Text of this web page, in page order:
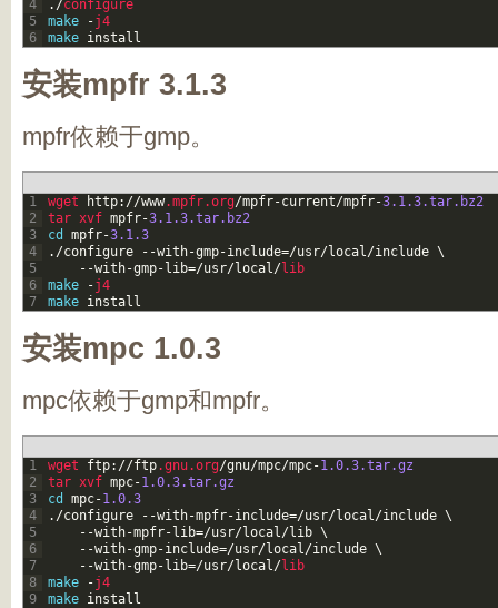
4
5
6
. /configure
make
-j4
make install
安装mpfr 3.1.3
mpfr依赖于gmp。
1
2
3
4
5
6
7
wget http: //www.mpfr.org/mpfr-current/mpfr-3.1.3.tar.bz2
tar xvf mpfr-3.1.3.tar.bz2
cd
mpfr-3.1.3
. /configure --with-gmp-include=/usr/local/include \
--with-gmp- lib=/usr/local/lib
make
-j4
make install
安装mpc 1.0.3
mpc依赖于gmp和mpfr。
1
2
3
4
5
6
7
8
9
wget ftp: //ftp.gnu.org/gnu/mpc/mpc-1.0.3.tar.gz
tar xvf mpc-1.0.3.tar.gz
cd
mpc-1.0.3
. /configure --with-mpfr-include=/usr/local/include \
--with-mpfr- lib=/usr/local/lib \
--with-gmp-include=/usr/local/include \
--with-gmp- lib=/usr/local/lib
make
-j4
make install